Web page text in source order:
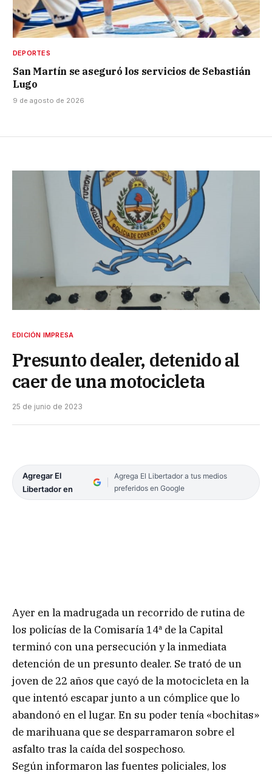
DEPORTES
San Martín se aseguró los servicios de Sebastián
Lugo
9 de agosto de 2026
EDICIÓN IMPRESA
Presunto dealer, detenido al
caer de una motocicleta
25 de junio de 2023
Agregar El
Libertador en
Agrega El Libertador a tus medios
preferidos en Google
Ayer en la madrugada un recorrido de rutina de
los policías de la Comisaría 14ª de la Capital
terminó con una persecución y la inmediata
detención de un presunto dealer. Se trató de un
joven de 22 años que cayó de la motocicleta en la
que intentó escapar junto a un cómplice que lo
abandonó en el lugar. En su poder tenía «bochitas»
de marihuana que se desparramaron sobre el
asfalto tras la caída del sospechoso.
Según informaron las fuentes policiales, los